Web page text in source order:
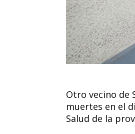
Otro vecino de
muertes en el
Salud de la